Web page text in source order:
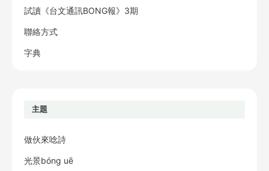
試讀《台文通訊BONG報》3期
聯絡方式
字典
主題
做伙來唸詩
光景bóng uē